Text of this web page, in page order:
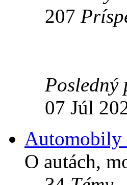
207
Posledný
07 Júl
Automobily
O autách,